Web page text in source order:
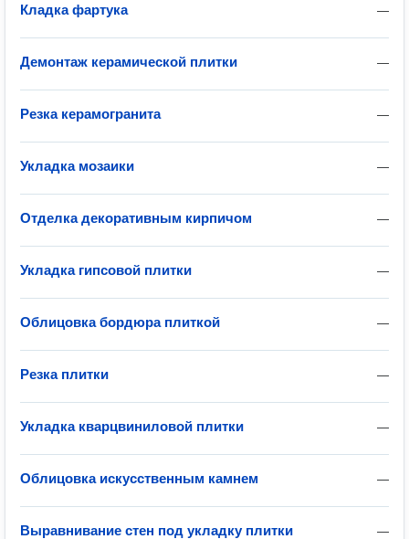
—
Кладка фартука
—
Демонтаж керамической плитки
—
Резка керамогранита
—
Укладка мозаики
—
Отделка декоративным кирпичом
—
Укладка гипсовой плитки
—
Облицовка бордюра плиткой
—
Резка плитки
—
Укладка кварцвиниловой плитки
—
Облицовка искусственным камнем
—
Выравнивание стен под укладку плитки